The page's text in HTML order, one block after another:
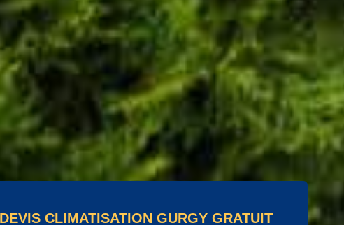
DEVIS CLIMATISATION GURGY GRATUIT